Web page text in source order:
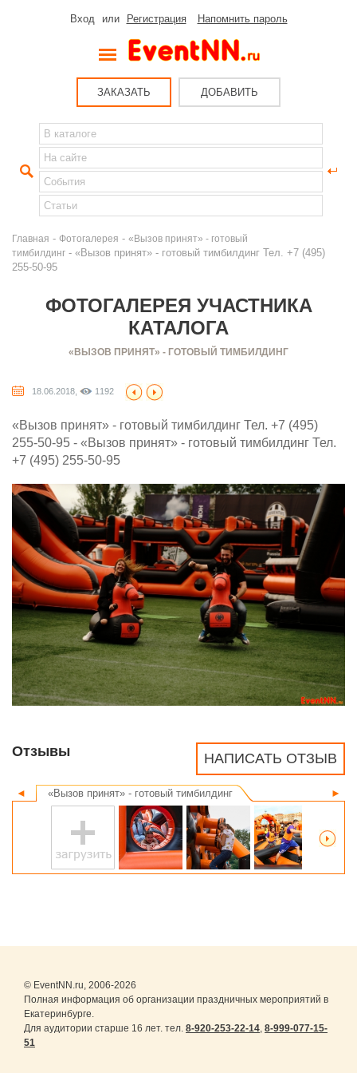
Вход или Регистрация Напомнить пароль
ЗАКАЗАТЬ ДОБАВИТЬ
Главная - Фотогалерея - «Вызов принят» - готовый
тимбилдинг - «Вызов принят» - готовый тимбилдинг Тел. +7 (495)
255-50-95
ФОТОГАЛЕРЕЯ УЧАСТНИКА
КАТАЛОГА
«ВЫЗОВ ПРИНЯТ» - ГОТОВЫЙ ТИМБИЛДИНГ
18.06.2018, 1192
«Вызов принят» - готовый тимбилдинг Тел. +7 (495)
255-50-95 - «Вызов принят» - готовый тимбилдинг Тел.
+7 (495) 255-50-95
НАПИСАТЬ ОТЗЫВ
Отзывы
◄ ►
«Вызов принят» - готовый тимбилдинг
© EventNN.ru, 2006-2026
Полная информация об организации праздничных мероприятий в
Екатеринбурге.
Для аудитории старше 16 лет. тел. 8-920-253-22-14, 8-999-077-15-
51